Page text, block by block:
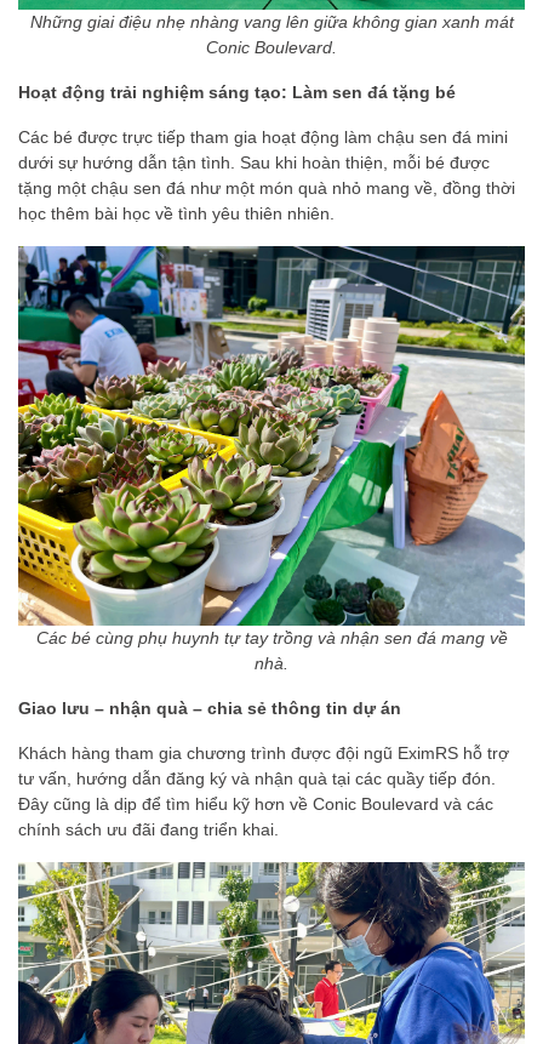
Những giai điệu nhẹ nhàng vang lên giữa không gian xanh mát
Conic Boulevard.
Hoạt động trải nghiệm sáng tạo: Làm sen đá tặng bé
Các bé được trực tiếp tham gia hoạt động làm chậu sen đá mini
dưới sự hướng dẫn tận tình. Sau khi hoàn thiện, mỗi bé được
tặng một chậu sen đá như một món quà nhỏ mang về, đồng thời
học thêm bài học về tình yêu thiên nhiên.
Các bé cùng phụ huynh tự tay trồng và nhận sen đá mang về
nhà.
Giao lưu – nhận quà – chia sẻ thông tin dự án
Khách hàng tham gia chương trình được đội ngũ EximRS hỗ trợ
tư vấn, hướng dẫn đăng ký và nhận quà tại các quầy tiếp đón.
Đây cũng là dịp để tìm hiểu kỹ hơn về Conic Boulevard và các
chính sách ưu đãi đang triển khai.